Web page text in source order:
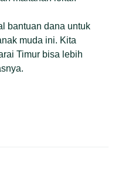
bantuan dana untuk
muda ini. Kita
Timur bisa lebih